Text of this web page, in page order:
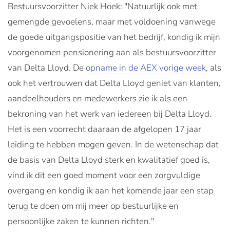
Bestuursvoorzitter Niek Hoek: "Natuurlijk ook met
gemengde gevoelens, maar met voldoening vanwege
de goede uitgangspositie van het bedrijf, kondig ik mijn
voorgenomen pensionering aan als bestuursvoorzitter
van Delta Lloyd. Deopname in de AEX vorige week, als
ook het vertrouwen dat Delta Lloyd geniet van klanten,
aandeelhouders en medewerkers zie ik als een
bekroning van het werk van iedereen bij Delta Lloyd.
Het is een voorrecht daaraan de afgelopen 17 jaar
leiding te hebben mogen geven. In de wetenschap dat
de basis van Delta Lloyd sterk en kwalitatief goed is,
vind ik dit een goed moment voor een zorgvuldige
overgang en kondig ik aan het komende jaar een stap
terug te doen om mij meer op bestuurlijke en
persoonlijke zaken te kunnen richten."